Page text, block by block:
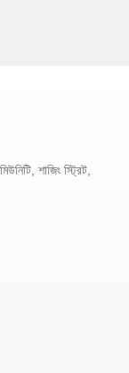
শাজিং স্ট্রিট,